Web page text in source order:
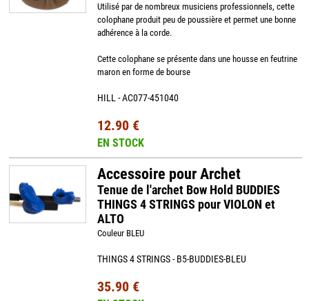
Utilisé par de nombreux musiciens professionnels, cette
colophane produit peu de poussière et permet une bonne
adhérence à la corde.
Cette colophane se présente dans une housse en feutrine
maron en forme de bourse
HILL - AC077-451040
12.90 €
EN STOCK
Accessoire pour Archet
Tenue de l'archet Bow Hold BUDDIES
THINGS 4 STRINGS pour VIOLON et
ALTO
Couleur BLEU
THINGS 4 STRINGS - B5-BUDDIES-BLEU
35.90 €